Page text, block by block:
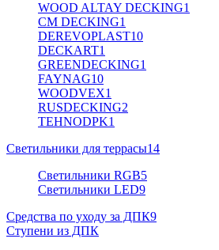
WOOD ALTAY DECKING1
CM DECKING1
DEREVOPLAST10
DECKART1
GREENDECKING1
FAYNAG10
WOODVEX1
RUSDECKING2
TEHNODPK1
Светильники для террасы14
Светильники RGB5
Светильники LED9
Средства по уходу за ДПК9
Ступени из ДПК